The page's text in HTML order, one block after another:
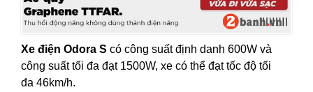
Xe điện Odora S có công suất định danh 600W và
công suất tối đa đạt 1500W, xe có thể đạt tốc độ tối
đa 46km/h.